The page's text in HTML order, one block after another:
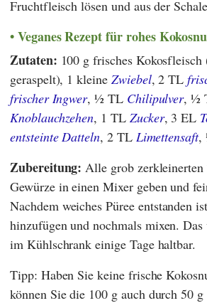
Fruchtfleisch lösen und aus der
Veganes Rezept für rohes
Zutaten: 100 g frisches
geraspelt), 1 kleine Zwiebel, 2 TL
frischer Ingwer, ½ TL Chilipulver, ½
Knoblauchzehen, 1 TL Zucker, 3 EL
entsteinte Datteln, 2 TL Limettensaft,
Zubereitung: Alle grob
Gewürze in einen Mixer geben und
Nachdem weiches Püree entstanden
hinzufügen und nochmals mixen. Das
im Kühlschrank einige Tage haltbar.
Tipp: Haben Sie keine frische
können Sie die 100 g auch durch 50